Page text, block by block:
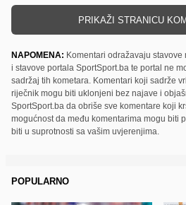
PRIKAŽI STRANICU
NAPOMENA: Komentari odražavaju
i stavove portala SportSport.ba te portal ne
sadržaj tih kometara. Komentari koji sadrže
riječnik mogu biti uklonjeni bez najave i
SportSport.ba da obriše sve komentare koji
mogućnost da među komentarima mogu biti
biti u suprotnosti sa vašim uvjerenjima.
POPULARNO